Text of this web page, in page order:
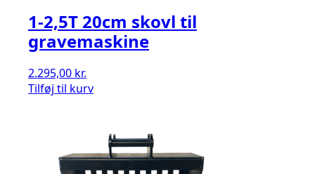
1-2,5T 20cm skovl til
gravemaskine
2.295,00 kr.
Tilføj til kurv